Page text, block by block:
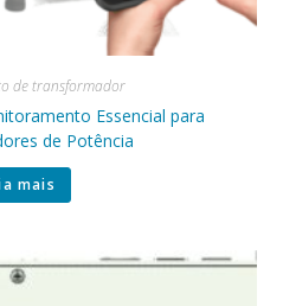
de transformador
Essencial para
de Potência
mais